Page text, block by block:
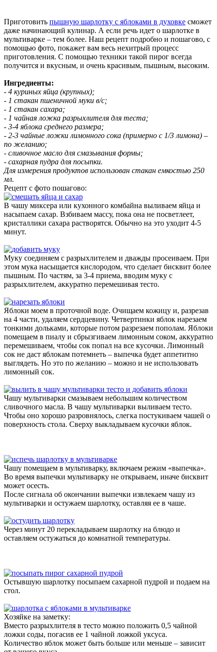
Приготовить пышную шарлотку с яблоками в духовке сможет
даже начинающий кулинар. А если речь идет о шарлотке в
мультиварке – тем более. Наш рецепт подробно и пошагово, с
помощью фото, покажет вам весь нехитрый процесс
приготовления. С помощью техники такой пирог всегда
получится и вкусным, и очень красивым, пышным, высоким.
Ингредиенты:
- 4 куриных яйца (крупных);
- 1 стакан пшеничной муки в/с;
- 1 стакан сахара;
- 1 чайная ложка разрыхлителя для теста;
- 3-4 яблока среднего размера;
- 2-3 чайные ложки лимонного сока (примерно с 1/3 лимона) –
по желанию;
- сливочное масло для смазывания формы;
- сахарная пудра для посыпки.
Для измерения продуктов использован стакан емкостью 250
мл.
Рецепт с фото пошагово:
В чашу миксера или кухонного комбайна выливаем яйца и
насыпаем сахар. Взбиваем массу, пока она не посветлеет,
кристаллики сахара растворятся. Обычно на это уходит 4-5
минут.
Муку соединяем с разрыхлителем и дважды просеиваем. При
этом мука насыщается кислородом, что сделает бисквит более
пышным. По частям, за 3-4 приема, вводим муку с
разрыхлителем, аккуратно перемешивая тесто.
Яблоки моем в проточной воде. Очищаем кожицу и, разрезав
на 4 части, удаляем сердцевину. Четвертинки яблок нарезаем
тонкими дольками, которые потом разрезаем пополам. Яблоки
помещаем в пиалу и сбрызгиваем лимонным соком, аккуратно
перемешиваем, чтобы сок попал на все кусочки. Лимонный
сок не даст яблокам потемнеть – выпечка будет аппетитно
выглядеть. Но это по желанию – можно и не использовать
лимонный сок.
Чашу мультиварки смазываем небольшим количеством
сливочного масла. В чашу мультиварки выливаем тесто.
Чтобы оно хорошо разровнялось, слегка постукиваем чашей о
поверхность стола. Сверху выкладываем кусочки яблок.
Чашу помещаем в мультиварку, включаем режим «выпечка».
Во время выпечки мультиварку не открываем, иначе бисквит
может осесть.
После сигнала об окончании выпечки извлекаем чашу из
мультиварки и остужаем шарлотку, оставляя ее в чаше.
Через минут 20 перекладываем шарлотку на блюдо и
оставляем остужаться до комнатной температуры.
Остывшую шарлотку посыпаем сахарной пудрой и подаем на
стол.
Хозяйке на заметку:
Вместо разрыхлителя в тесто можно положить 0,5 чайной
ложки соды, погасив ее 1 чайной ложкой уксуса.
Количество яблок может быть больше или меньше – зависит